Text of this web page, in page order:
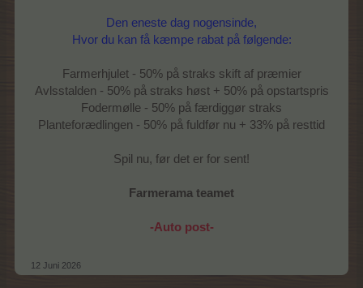
Den eneste dag nogensinde,
Hvor du kan få kæmpe rabat på følgende:
Farmerhjulet - 50% på straks skift af præmier
Avlsstalden - 50% på straks høst + 50% på opstartspris
Fodermølle - 50% på færdiggør straks
Planteforædlingen - 50% på fuldfør nu + 33% på resttid
Spil nu, før det er for sent!
Farmerama teamet
-Auto post-
12 Juni 2026